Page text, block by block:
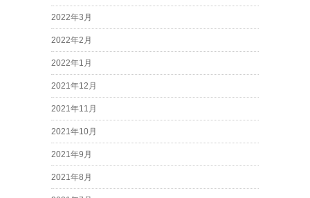
2022年3月
2022年2月
2022年1月
2021年12月
2021年11月
2021年10月
2021年9月
2021年8月